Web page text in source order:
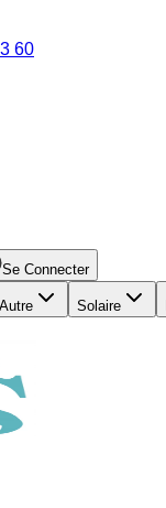
60
Se Connecter
Autre Solaire